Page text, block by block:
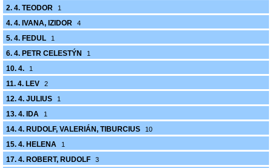
2. 4. TEODOR 1
4. 4. IVANA, IZIDOR 4
5. 4. FEDUL 1
6. 4. PETR CELESTÝN 1
10. 4. 1
11. 4. LEV 2
12. 4. JULIUS 1
13. 4. IDA 1
14. 4. RUDOLF, VALERIÁN, TIBURCIUS 10
15. 4. HELENA 1
17. 4. ROBERT, RUDOLF 3